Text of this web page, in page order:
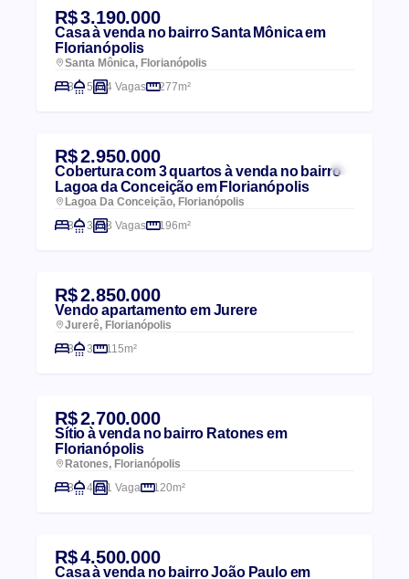
R$ 3.190.000
Casa à venda no bairro Santa Mônica em
Florianópolis
Santa Mônica, Florianópolis
3
5 4 Vagas 277m²
R$ 2.950.000
Cobertura com 3 quartos à venda no bairro
Lagoa da Conceição em Florianópolis
Lagoa Da Conceição, Florianópolis
3
3 3 Vagas 196m²
R$ 2.850.000
Vendo apartamento em Jurere
Jurerê, Florianópolis
3
3 115m²
R$ 2.700.000
Sítio à venda no bairro Ratones em
Florianópolis
Ratones, Florianópolis
3
4 1 Vaga 120m²
R$ 4.500.000
Casa à venda no bairro João Paulo em